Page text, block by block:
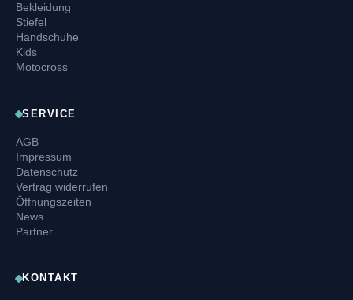
Bekleidung
Stiefel
Handschuhe
Kids
Motocross
SERVICE
AGB
Impressum
Datenschutz
Vertrag widerrufen
Öffnungszeiten
News
Partner
KONTAKT